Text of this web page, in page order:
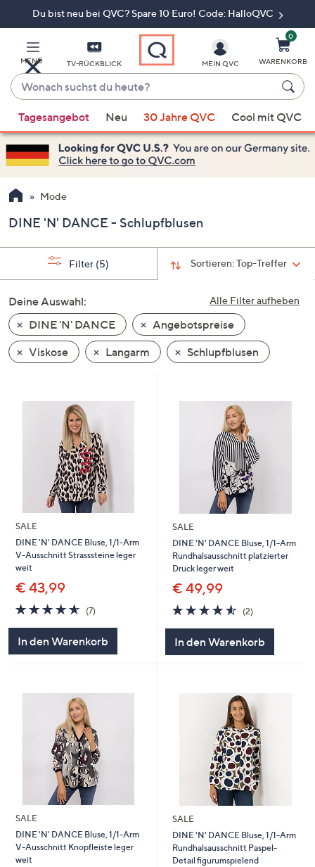
Du bist neu bei QVC? Spare 10 Euro! Code: HalloQVC
MENÜ TV-RÜCKBLICK
Wonach
suchst
du
heute?
Vorschläge
verfügbar
sind,
verwenden
Sie
Pfeiltasten
nach
und
nach
unten
oder
wischen
Sie
diese
anzuzeigen.
MEIN QVC
0
WARENKORB
Tagesangebot Neu 30 Jahre QVC Cool mit QVC
Mode
DINE 'N' DANCE - Schlupfblusen
Sortieren:Top-Treffer
Filter (5)
Alle Filter aufheben
Deine Auswahl:
DINE 'N' DANCE
Angebotspreise
Viskose
Langarm Schlupfblusen
SALE
DINE 'N' DANCE Bluse, 1/1-Arm
V-Ausschnitt Strasssteine leger
weit
€ 43,99
4.6
von
(7)7
In den Warenkorb
SALE
DINE 'N' DANCE Bluse, 1/1-Arm
Rundhalsausschnitt platzierter
Druck leger weit
€ 49,99
4.5
von
(2)2
In den Warenkorb
SALE
DINE 'N' DANCE Bluse, 1/1-Arm
V-Ausschnitt Knopfleiste leger
weit
SALE
DINE 'N' DANCE Bluse, 1/1-Arm
Rundhalsausschnitt Paspel-
Detail figurumspielend